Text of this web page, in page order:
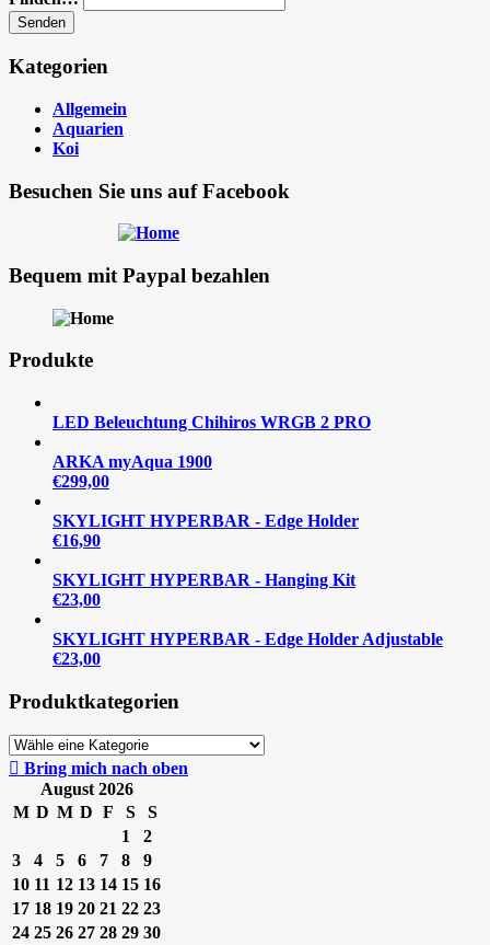
Kategorien
Allgemein
Aquarien
Koi
Besuchen Sie uns auf Facebook
Bequem mit Paypal bezahlen
Produkte
LED Beleuchtung Chihiros WRGB 2 PRO
ARKA myAqua 1900
€299,00
SKYLIGHT HYPERBAR - Edge Holder
€16,90
SKYLIGHT HYPERBAR - Hanging Kit
€23,00
SKYLIGHT HYPERBAR - Edge Holder Adjustable
€23,00
Produktkategorien
Bring mich nach oben
August 2026
M D M D F S S
1
2
3
4 5 6 7 8
9
10 11 12 13 14 15 16
17 18 19 20 21 22 23
24 25 26 27 28 29 30